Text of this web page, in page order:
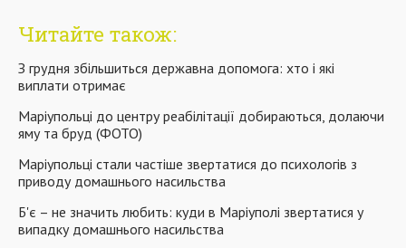
Читайте також:
З грудня збільшиться державна допомога: хто і які
виплати отримає
Маріупольці до центру реабілітації добираються, долаючи
яму та бруд (ФОТО)
Маріупольці стали частіше звертатися до психологів з
приводу домашнього насильства
Б'є – не значить любить: куди в Маріуполі звертатися у
випадку домашнього насильства